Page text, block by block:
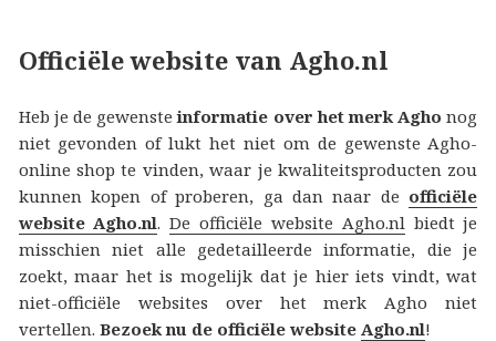
Officiële website van Agho.nl
Heb je de gewensteinformatie over het merk Agho nog
niet gevonden of lukt het niet om de gewenste Agho-
online shop te vinden, waar je kwaliteitsproducten zou
kunnen kopen of proberen, ga dan naar de officiële
website Agho.nl.De officiële website Agho.nl biedt je
misschien niet alle gedetailleerde informatie, die je
zoekt, maar het is mogelijk dat je hier iets vindt, wat
niet-officiële websites over het merk Agho niet
vertellen. Bezoek nu de officiële website Agho.nl!